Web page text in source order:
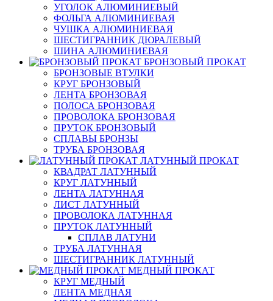
УГОЛОК АЛЮМИНИЕВЫЙ
ФОЛЬГА АЛЮМИНИЕВАЯ
ЧУШКА АЛЮМИНИЕВАЯ
ШЕСТИГРАННИК ДЮРАЛЕВЫЙ
ШИНА АЛЮМИНИЕВАЯ
БРОНЗОВЫЙ ПРОКАТ
БРОНЗОВЫЕ ВТУЛКИ
КРУГ БРОНЗОВЫЙ
ЛЕНТА БРОНЗОВАЯ
ПОЛОСА БРОНЗОВАЯ
ПРОВОЛОКА БРОНЗОВАЯ
ПРУТОК БРОНЗОВЫЙ
СПЛАВЫ БРОНЗЫ
ТРУБА БРОНЗОВАЯ
ЛАТУННЫЙ ПРОКАТ
КВАДРАТ ЛАТУННЫЙ
КРУГ ЛАТУННЫЙ
ЛЕНТА ЛАТУННАЯ
ЛИСТ ЛАТУННЫЙ
ПРОВОЛОКА ЛАТУННАЯ
ПРУТОК ЛАТУННЫЙ
СПЛАВ ЛАТУНИ
ТРУБА ЛАТУННАЯ
ШЕСТИГРАННИК ЛАТУННЫЙ
МЕДНЫЙ ПРОКАТ
КРУГ МЕДНЫЙ
ЛЕНТА МЕДНАЯ